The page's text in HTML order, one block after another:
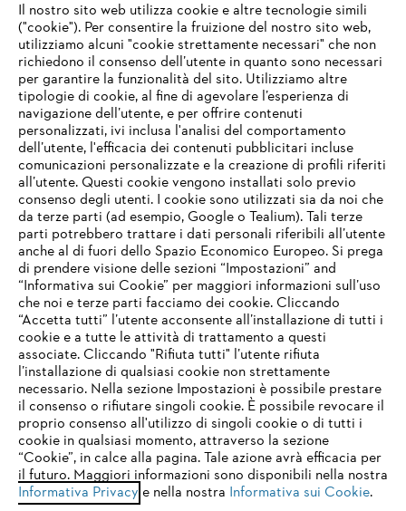
Abbigliamento forestale e DPI
NON PERDETEVI NULLA CON LA
NEWSLETTER STIHL
Indirizzo e-mail
Iscrizione alla newsletter
#STIHL
IHR BROWSER WIRD NICHT
UNTERSTÜTZT
Sie nutzen einen Browser, den wir noch nicht unterstützen. Für
eine optimale Nutzung unserer Seite empfehlen wir Ihnen, zu
einem der folgenden Browser zu wechseln:
firefox chrome
Il nostro sito web utilizza cookie e altre tecnologie simili
("cookie"). Per consentire la fruizione del nostro sito web,
utilizziamo alcuni "cookie strettamente necessari" che non
richiedono il consenso dell’utente in quanto sono necessari
per garantire la funzionalità del sito. Utilizziamo altre
tipologie di cookie, al fine di agevolare l’esperienza di
navigazione dell’utente, e per offrire contenuti
personalizzati, ivi inclusa l'analisi del comportamento
dell’utente, l'efficacia dei contenuti pubblicitari incluse
comunicazioni personalizzate e la creazione di profili riferiti
all’utente. Questi cookie vengono installati solo previo
consenso degli utenti. I cookie sono utilizzati sia da noi che
da terze parti (ad esempio, Google o Tealium). Tali terze
parti potrebbero trattare i dati personali riferibili all’utente
anche al di fuori dello Spazio Economico Europeo. Si prega
di prendere visione delle sezioni “Impostazioni” and
“Informativa sui Cookie” per maggiori informazioni sull’uso
che noi e terze parti facciamo dei cookie. Cliccando
“Accetta tutti” l’utente acconsente all’installazione di tutti i
cookie e a tutte le attività di trattamento a questi
associate. Cliccando "Rifiuta tutti" l’utente rifiuta
l’installazione di qualsiasi cookie non strettamente
necessario. Nella sezione Impostazioni è possibile prestare
il consenso o rifiutare singoli cookie. È possibile revocare il
proprio consenso all'utilizzo di singoli cookie o di tutti i
cookie in qualsiasi momento, attraverso la sezione
“Cookie”, in calce alla pagina. Tale azione avrà efficacia per
il futuro. Maggiori informazioni sono disponibili nella nostra
Informativa Privacy e nella nostra Informativa sui Cookie.